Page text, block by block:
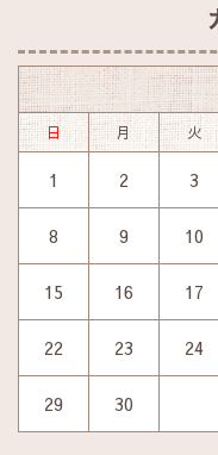
日 月 火
1 2 3
8 9 10
15 16 17
22 23 24
29 30